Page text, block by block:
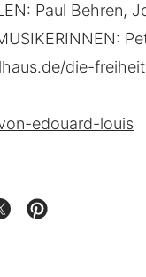
Paul Behren,
die-
edouard-louis